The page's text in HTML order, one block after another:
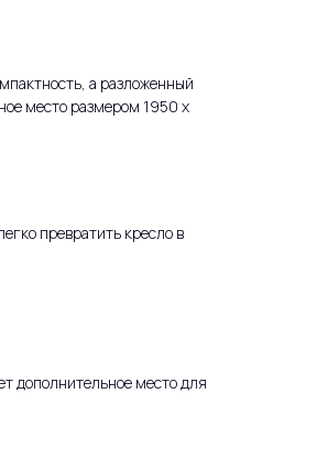
а разложенный
место размером 1950 x
превратить кресло в
дополнительное место для